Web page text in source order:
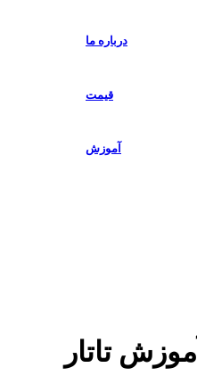
درباره ما
قیمت
آموزش
آموزش تاتار